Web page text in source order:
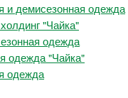
и демисезонная одежда
"Чайка"
одежда
одежда "Чайка"
одежда